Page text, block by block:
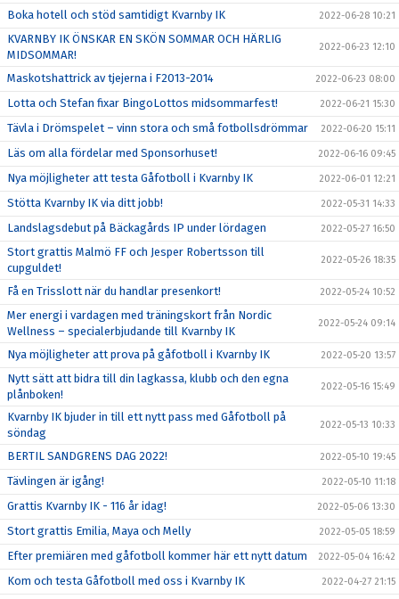
Boka hotell och stöd samtidigt Kvarnby IK 2022-06-28 10:21
KVARNBY IK ÖNSKAR EN SKÖN SOMMAR OCH HÄRLIG
MIDSOMMAR!
2022-06-23 12:10
Maskotshattrick av tjejerna i F2013-2014 2022-06-23 08:00
Lotta och Stefan fixar BingoLottos midsommarfest! 2022-06-21 15:30
Tävla i Drömspelet – vinn stora och små fotbollsdrömmar 2022-06-20 15:11
Läs om alla fördelar med Sponsorhuset! 2022-06-16 09:45
Nya möjligheter att testa Gåfotboll i Kvarnby IK 2022-06-01 12:21
Stötta Kvarnby IK via ditt jobb! 2022-05-31 14:33
Landslagsdebut på Bäckagårds IP under lördagen 2022-05-27 16:50
Stort grattis Malmö FF och Jesper Robertsson till
cupguldet!
2022-05-26 18:35
Få en Trisslott när du handlar presenkort! 2022-05-24 10:52
Mer energi i vardagen med träningskort från Nordic
Wellness – specialerbjudande till Kvarnby IK
2022-05-24 09:14
Nya möjligheter att prova på gåfotboll i Kvarnby IK 2022-05-20 13:57
Nytt sätt att bidra till din lagkassa, klubb och den egna
plånboken!
2022-05-16 15:49
Kvarnby IK bjuder in till ett nytt pass med Gåfotboll på
söndag
2022-05-13 10:33
BERTIL SANDGRENS DAG 2022! 2022-05-10 19:45
Tävlingen är igång! 2022-05-10 11:18
Grattis Kvarnby IK - 116 år idag! 2022-05-06 13:30
Stort grattis Emilia, Maya och Melly 2022-05-05 18:59
Efter premiären med gåfotboll kommer här ett nytt datum 2022-05-04 16:42
Kom och testa Gåfotboll med oss i Kvarnby IK 2022-04-27 21:15